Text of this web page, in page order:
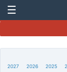
☰
2027
2026 2025